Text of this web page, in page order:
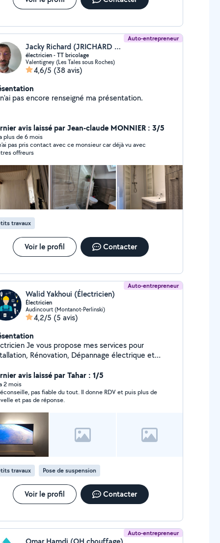
a réparés
Auto-entrepreneur
Jacky Richard (JRICHARD elec')
électricien - TT bricolage
Valentigney (Les Tales sous Roches)
4,6/5 (38 avis)
Je n'ai pas encore renseigné ma présentation.
avis laissé par Jean-claude MONNIER : 3/5
plus de 6 mois
pas pris contact avec ce monsieur car déjà vu avec
offreurs
travaux
Voir le profil Contacter
Auto-entrepreneur
Walid Yakhoui (Électricien)
Électricien
Audincourt (Montanot-Perlinski)
4,2/5 (5 avis)
propose mes services pour
Rénovation, Dépannage électrique et
avis laissé par Tahar : 1/5
2 mois
fiable du tout. Il donne RDV et puis plus de
et pas de réponse.
travaux Pose de suspension
Voir le profil Contacter
Auto-entrepreneur